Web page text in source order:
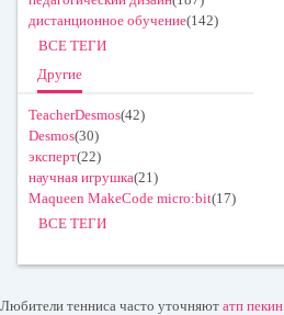
дистанционное обучение(142)
ВСЕ ТЕГИ
Другие
TeacherDesmos(42)
Desmos(30)
эксперт(22)
научная игрушка(21)
Maqueen MakeCode micro:bit(17)
ВСЕ ТЕГИ
Любители тенниса часто уточняют атп пекин